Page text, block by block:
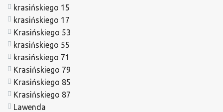
krasińskiego 15
krasińskiego 17
Krasińskiego 53
krasińskiego 55
krasińskiego 71
Krasińskiego 79
Krasińskiego 85
Krasińskiego 87
Lawenda